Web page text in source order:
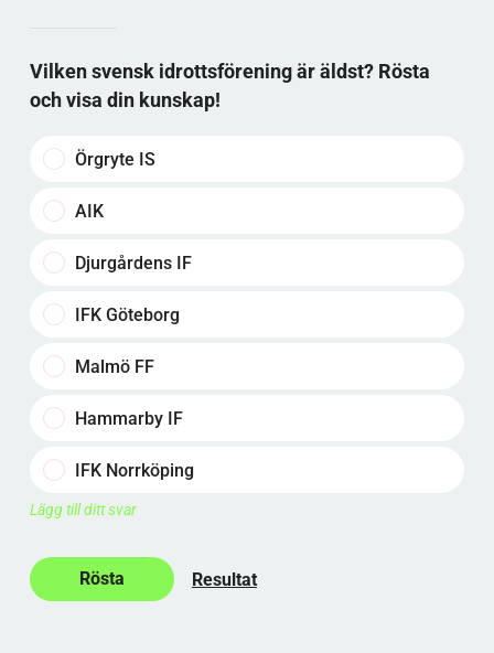
Vilken svensk idrottsförening är äldst? Rösta
och visa din kunskap!
Örgryte IS
AIK
Djurgårdens IF
IFK Göteborg
Malmö FF
Hammarby IF
IFK Norrköping
Lägg till ditt svar
Resultat